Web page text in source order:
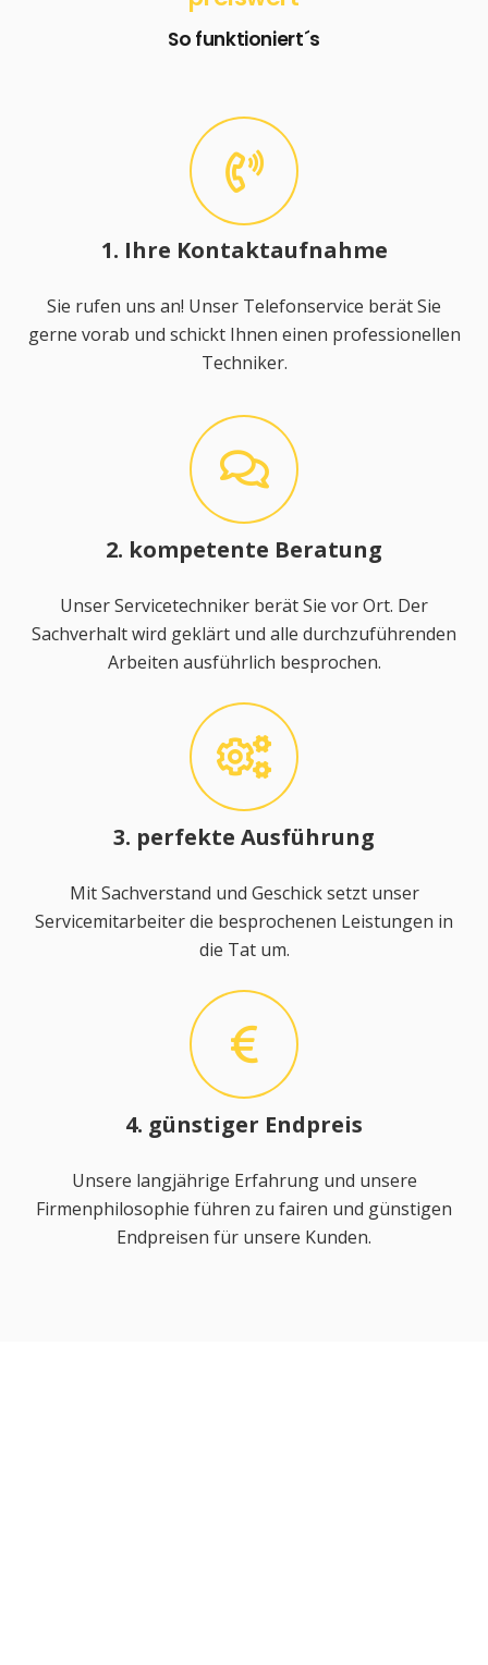
So funktioniert´s
1. Ihre Kontaktaufnahme
Sie rufen uns an! Unser Telefonservice berät Sie
gerne vorab und schickt Ihnen einen professionellen
Techniker.
2. kompetente Beratung
Unser Servicetechniker berät Sie vor Ort. Der
Sachverhalt wird geklärt und alle durchzuführenden
Arbeiten ausführlich besprochen.
3. perfekte Ausführung
Mit Sachverstand und Geschick setzt unser
Servicemitarbeiter die besprochenen Leistungen in
die Tat um.
4. günstiger Endpreis
Unsere langjährige Erfahrung und unsere
Firmenphilosophie führen zu fairen und günstigen
Endpreisen für unsere Kunden.